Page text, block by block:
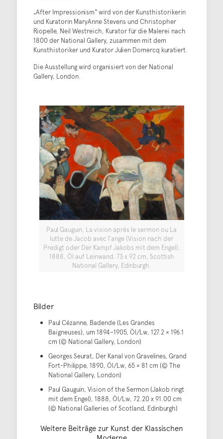
„After Impressionism“ wird von der Kunsthistorikerin
und Kuratorin MaryAnne Stevens und Christopher
Riopelle, Neil Westreich, Kurator für die Malerei nach
1800 der National Gallery, zusammen mit dem
Kunsthistoriker und Kurator Julien Domercq kuratiert.
Die Ausstellung wird organisiert von der National
Gallery, London.
Paul Gauguin, La vision après le sermon ou La
lutte de Jacob avec l’ange (Vision nach der
Predigt oder Der Kampf Jakobs mit dem Engel),
1888, Öl auf Leinwand, 73 x 92 cm, Scottish
National Gallery, Edinburgh.
Bilder
Paul Cézanne, Badende (Les Grandes
Baigneuses), um 1894–1905, Öl/Lw, 127.2 × 196.1
cm (© National Gallery, London)
Georges Seurat, Der Kanal von Gravelines, Grand
Fort-Philippe, 1890, Öl/Lw, 65 × 81 cm (© The
National Gallery, London)
Paul Gauguin, Vision of the Sermon (Jakob ringt
mit dem Engel), 1888, Öl/Lw, 72.20 x 91.00 cm
(© National Galleries of Scotland, Edinburgh)
Weitere Beiträge zur Kunst der Klassischen